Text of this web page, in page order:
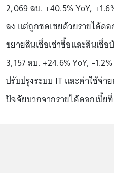
2,069 ลบ. +40.5% YoY,
ลง แต่ถูกชดเชยด้วยรายได้ดอ
ขยายสินเชื่อเช่าซื้อและสินเชื่
3,157 ลบ. +24.6% YoY, -
ปรับปรุงระบบ IT และค่าใช้จ่
ปัจจัยบวกจากรายได้ดอกเบี้ย